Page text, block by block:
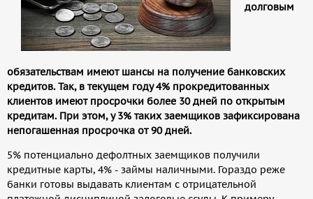
долговым
обязательствам имеют шансы на получение банковских
кредитов. Так, в текущем году 4% прокредитованных
клиентов имеют просрочки более 30 дней по открытым
кредитам. При этом, у 3% таких заемщиков зафиксирована
непогашенная просрочка от 90 дней.
5% потенциально дефолтных заемщиков получили
кредитные карты, 4% - займы наличными. Гораздо реже
банки готовы выдавать клиентам с отрицательной